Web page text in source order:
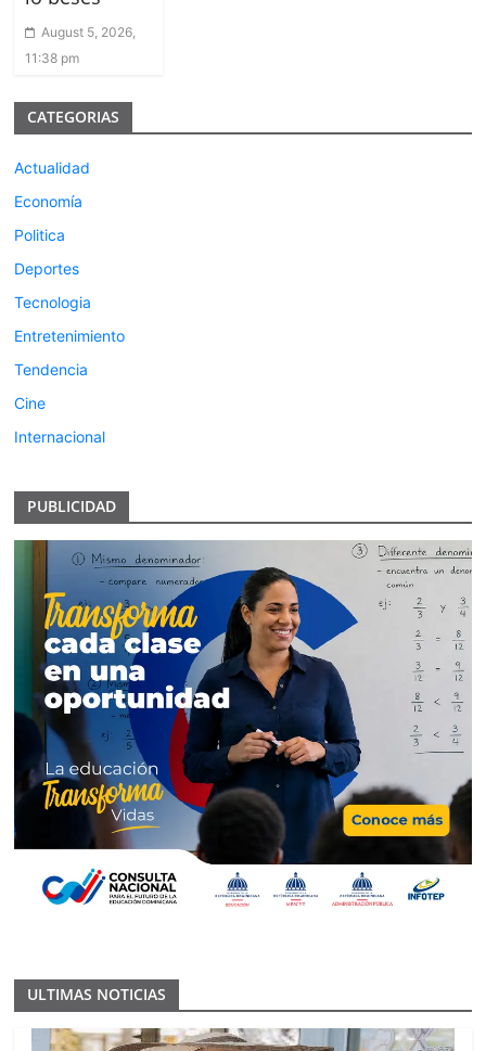
August 5, 2026,
11:38 pm
CATEGORIAS
Actualidad
Economía
Politica
Deportes
Tecnologia
Entretenimiento
Tendencia
Cine
Internacional
PUBLICIDAD
ULTIMAS NOTICIAS